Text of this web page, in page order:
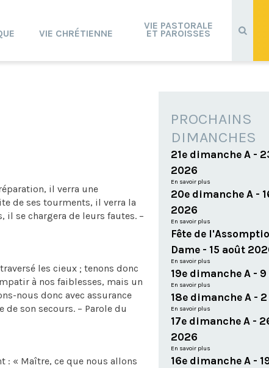
VIE CHRÉTIENNE
VIE PASTORALE
ET PAROISSES
il verra une
de ses tourments, il verra la
se chargera de leurs fautes. –
les cieux ; tenons donc
à nos faiblesses, mais un
nous donc avec assurance
son secours. – Parole du
: « Maître, ce que nous allons
PROCHAINS
DIMANCHES
21e dimanche A -
2026
En savoir plus
20e dimanche A -
2026
En savoir plus
Fête de
Dame - 15 août
En savoir plus
19e dimanche A -
En savoir plus
18e dimanche A -
En savoir plus
17e dimanche A -
2026
En savoir plus
16e dimanche A -